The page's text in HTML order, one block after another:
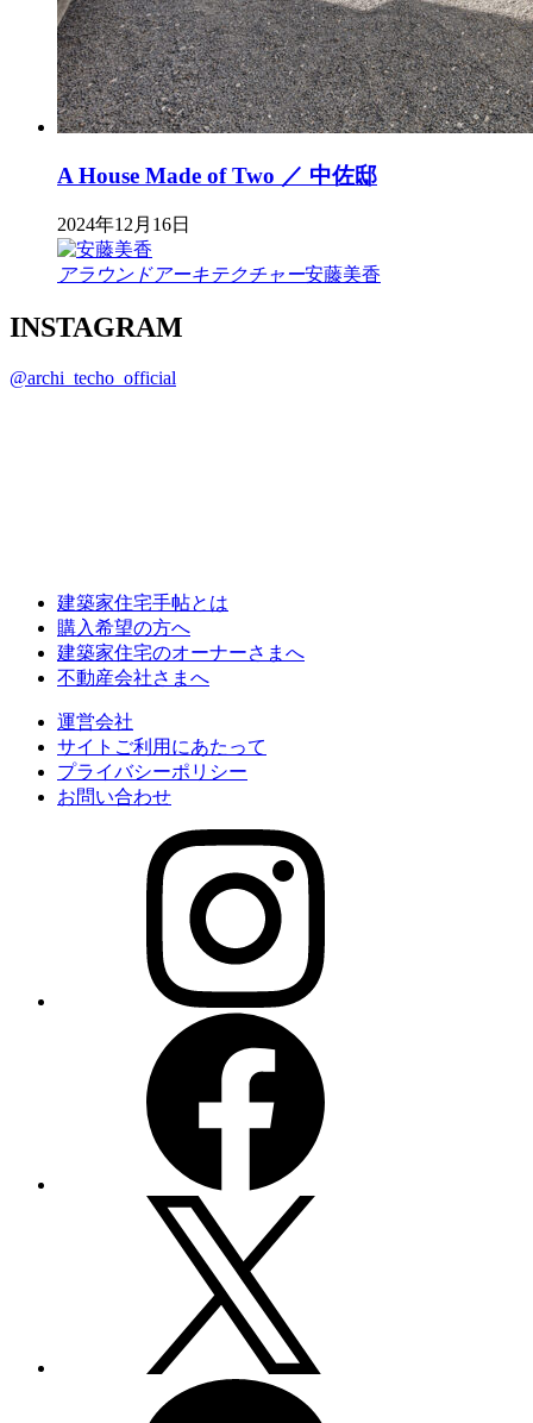
A House Made of Two ／ 中佐邸
2024年12月16日
アラウンドアーキテクチャー安藤美香
INSTAGRAM
@archi_techo_official
建築家住宅手帖とは
購入希望の方へ
建築家住宅のオーナーさまへ
不動産会社さまへ
運営会社
サイトご利用にあたって
プライバシーポリシー
お問い合わせ